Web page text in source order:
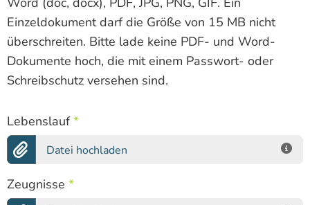
Einzeldokument darf die Größe von 15 MB nicht
überschreiten. Bitte lade keine PDF- und Word-
Dokumente hoch, die mit einem Passwort- oder
Schreibschutz versehen sind.
Lebenslauf*
Datei hochladen
Zeugnisse *